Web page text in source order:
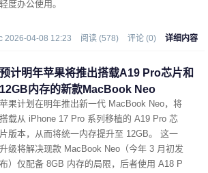
轻度办公使用。
2026-04-08 12:23 阅读 (578) 评论 (0) 详细内容
预计明年苹果将推出搭载A19 Pro芯片和
12GB内存的新款MacBook Neo
苹果计划在明年推出新一代 MacBook Neo，将
搭载从 iPhone 17 Pro 系列移植的 A19 Pro 芯
片版本，从而将统一内存提升至 12GB。 这一
升级将解决现款 MacBook Neo（今年 3 月初发
布）仅配备 8GB 内存的局限，后者使用 A18 P